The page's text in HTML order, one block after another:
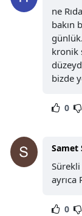
ne
bakın
kronik
bizde
0
Samet
ayrıca
0